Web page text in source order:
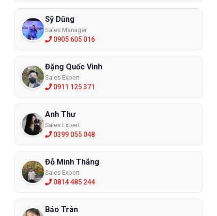
Sỹ Dũng
Sales Manager
0905 605 016
Đặng Quốc Vinh
Sales Expert
0911 125 371
Anh Thư
Sales Expert
0399 055 048
Đỗ Minh Thắng
Sales Expert
0814 485 244
Bảo Trân